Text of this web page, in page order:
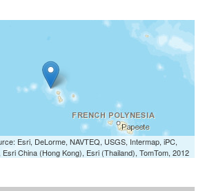
Esri, DeLorme, NAVTEQ, USGS, Intermap, iPC,
China (Hong Kong), Esri (Thailand), TomTom, 2012